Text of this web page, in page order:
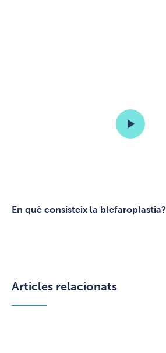
En què consisteix la blefaroplastia?
Articles relacionats